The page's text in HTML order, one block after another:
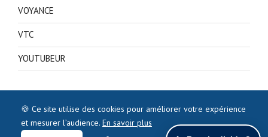
VOYANCE
VTC
YOUTUBEUR
🍪 Ce site utilise des cookies pour améliorer votre expérience
et mesurer l’audience. En savoir plus